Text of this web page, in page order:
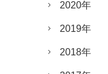
2020年
2019年
2018年